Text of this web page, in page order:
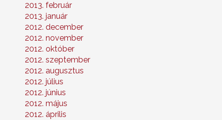
2013. február
2013. január
2012. december
2012. november
2012. október
2012. szeptember
2012. augusztus
2012. július
2012. június
2012. május
2012. április